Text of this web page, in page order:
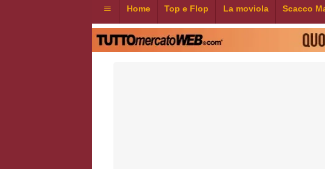
Home Top e Flop La moviola Scacco